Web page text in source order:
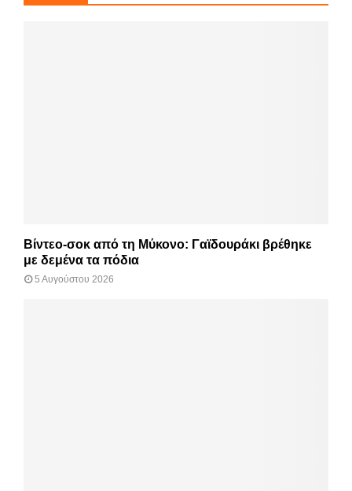
Βίντεο-σοκ από τη Μύκονο: Γαϊδουράκι βρέθηκε
με δεμένα τα πόδια
5 Αυγούστου 2026